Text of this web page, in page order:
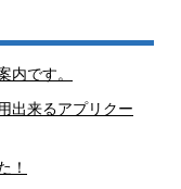
内です。
出来るアプリクー
！